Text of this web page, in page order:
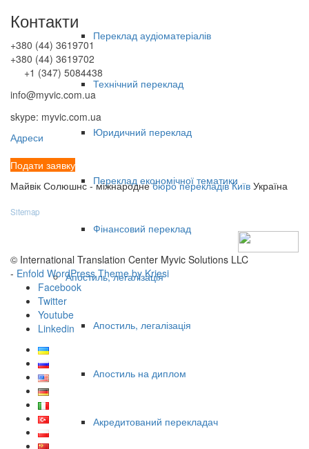
Переклад аудіоматеріалів
Технічний переклад
Юридичний переклад
Переклад економічної тематики
Фінансовий переклад
Апостиль, легалізація
Апостиль, легалізація
Апостиль на диплом
Акредитований перекладач
Контакти
+380 (44) 3619701
+380 (44) 3619702
+1 (347) 5084438
info@myvic.com.ua
skype: myvic.com.ua
Адреси
Подати заявку
Майвік Солюшнс - міжнароднебюро перекладів Київ Україна
Sitemap
© International Translation Center Myvic Solutions LLC
- Enfold WordPress Theme by Kriesi
Facebook
Twitter
Youtube
Linkedin